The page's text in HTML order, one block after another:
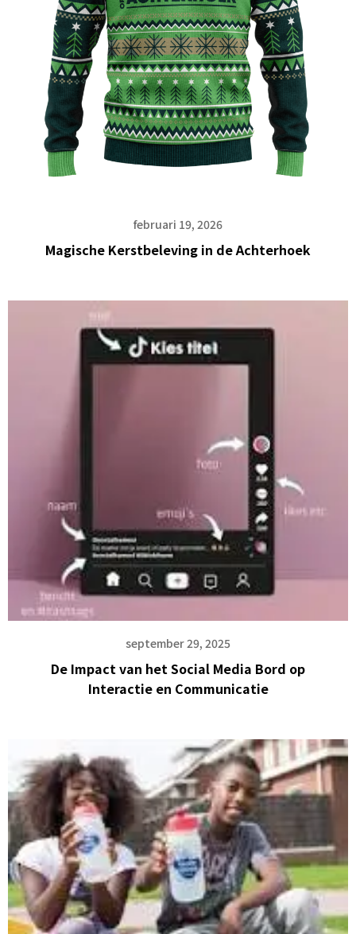
februari 19, 2026
Magische Kerstbeleving in de Achterhoek
september 29, 2025
De Impact van het Social Media Bord op
Interactie en Communicatie